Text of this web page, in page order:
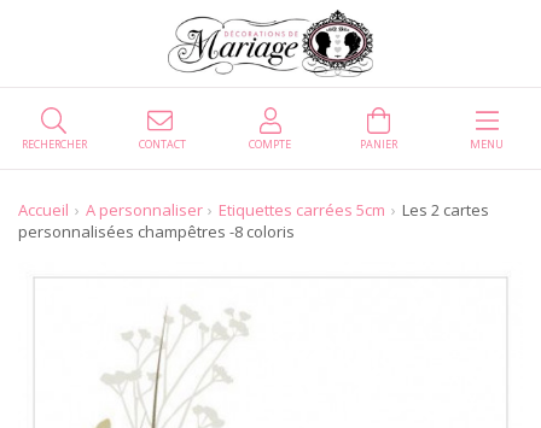
CONTACT
RECHERCHER COMPTE PANIER MENU
Accueil A personnaliser Etiquettes carrées 5cm
Les 2 cartes
personnalisées champêtres -8 coloris